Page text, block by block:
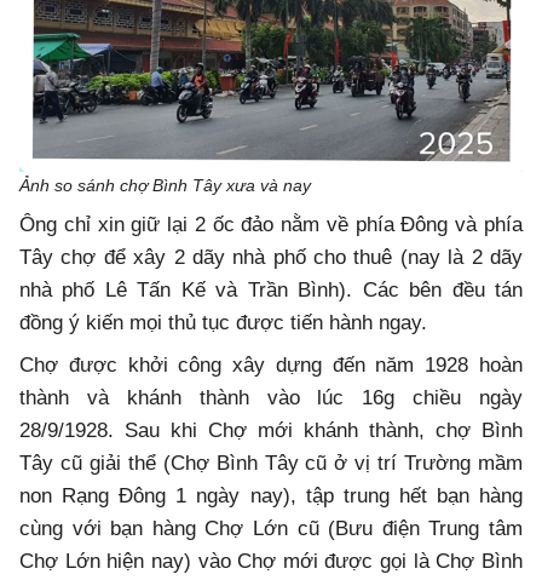
Ảnh so sánh chợ Bình Tây xưa và nay
Ông chỉ xin giữ lại 2 ốc đảo nằm về phía Đông và phía
Tây chợ để xây 2 dãy nhà phố cho thuê (nay là 2 dãy
nhà phố Lê Tấn Kế và Trần Bình). Các bên đều tán
đồng ý kiến mọi thủ tục được tiến hành ngay.
Chợ được khởi công xây dựng đến năm 1928 hoàn
thành và khánh thành vào lúc 16g chiều ngày
28/9/1928. Sau khi Chợ mới khánh thành, chợ Bình
Tây cũ giải thể (Chợ Bình Tây cũ ở vị trí Trường mầm
non Rạng Đông 1 ngày nay), tập trung hết bạn hàng
cùng với bạn hàng Chợ Lớn cũ (Bưu điện Trung tâm
Chợ Lớn hiện nay) vào Chợ mới được gọi là Chợ Bình